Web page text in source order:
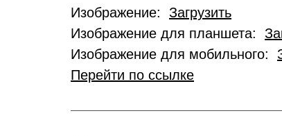
Изображение: Загрузить
Изображение для планшета:
Изображение для мобильного:
Перейти по ссылке